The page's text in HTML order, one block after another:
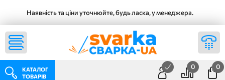
Наявність та ціни уточнюйте, будь ласка, у менеджера.
КАТАЛОГ
ТОВАРІВ
0 0